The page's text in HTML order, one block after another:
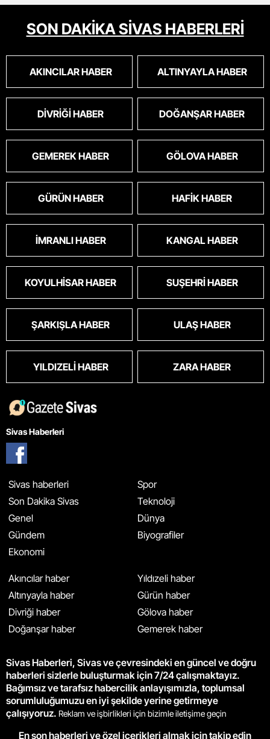
alan tipler yüzünden bu vahşi hayvanlar
masum algısı yapılıyor.iki gün aç kalsa kendi
cinsini bile öldüren bu kopekler derhal
oldu.korkuyoruz.
SON DAKİKA SİVAS HABERLERİ
AKINCILAR HABER ALTINYAYLA HABER
DIVRIĞI HABER DOĞANŞAR HABER
GEMEREK HABER GÖLOVA HABER
GÜRÜN HABER HAFIK HABER
İMRANLI HABER KANGAL HABER
KOYULHISAR HABER SUŞEHRI HABER
ŞARKIŞLA HABER ULAŞ HABER
YILDIZELI HABER ZARA HABER
Sivas Haberleri
Sivas haberleri
Son Dakika Sivas
Genel
Gündem
Ekonomi
Spor
Teknoloji
Dünya
Biyografiler
Akıncılar haber
Altınyayla haber
Divriği haber
Doğanşar haber
Yıldızeli haber
Gürün haber
Gölova haber
Gemerek haber
Sivas Haberleri, Sivas ve çevresindeki en güncel ve doğru
haberleri sizlerle buluşturmak için 7/24 çalışmaktayız.
Bağımsız ve tarafsız habercilik anlayışımızla, toplumsal
sorumluluğumuzu en iyi şekilde yerine getirmeye
çalışıyoruz. Reklam ve işbirlikleri için bizimle iletişime geçin
En son haberleri ve özel içerikleri almak için takip edin